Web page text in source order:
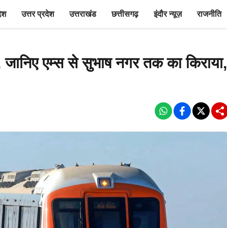
उत्तर प्रदेश उत्तराखंड छत्तीसगढ़ इंदौर न्यूज़ राजनीति
एम्स से सुभाष नगर तक का किराया,